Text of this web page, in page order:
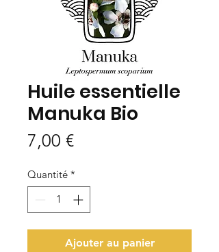
Huile essentielle
Manuka Bio
7,00 €Prix
Quantité *
Ajouter au panier